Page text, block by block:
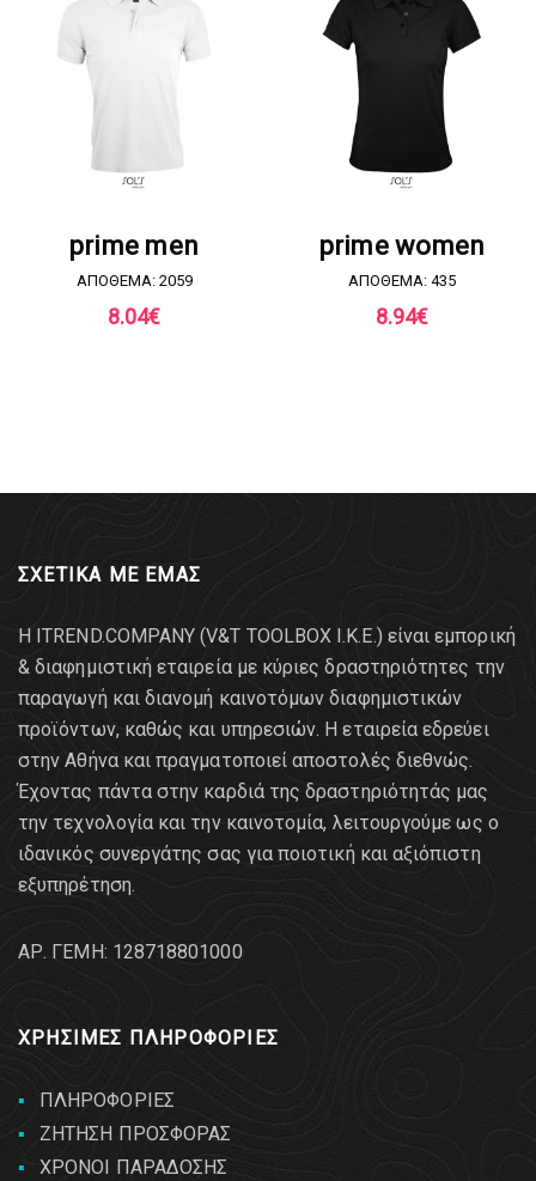
prime men
ΑΠΟΘΕΜΑ: 2059
8.04€
prime women
ΑΠΟΘΕΜΑ: 435
8.94€
ΣΧΕΤΙΚΑ ΜΕ ΕΜΑΣ
Η ITREND.COMPANY (V&T TOOLBOX Ι.Κ.Ε.) είναι εμπορική
& διαφημιστική εταιρεία με κύριες δραστηριότητες την
παραγωγή και διανομή καινοτόμων διαφημιστικών
προϊόντων, καθώς και υπηρεσιών. Η εταιρεία εδρεύει
στην Αθήνα και πραγματοποιεί αποστολές διεθνώς.
Έχοντας πάντα στην καρδιά της δραστηριότητάς μας
την τεχνολογία και την καινοτομία, λειτουργούμε ως ο
ιδανικός συνεργάτης σας για ποιοτική και αξιόπιστη
εξυπηρέτηση.
AΡ. ΓΕΜΗ: 128718801000
ΧΡΗΣΙΜΕΣ ΠΛΗΡΟΦΟΡΙΕΣ
ΠΛΗΡΟΦΟΡΙΕΣ
ΖΗΤΗΣΗ ΠΡΟΣΦΟΡΑΣ
ΧΡΟΝΟΙ ΠΑΡΑΔΟΣΗΣ